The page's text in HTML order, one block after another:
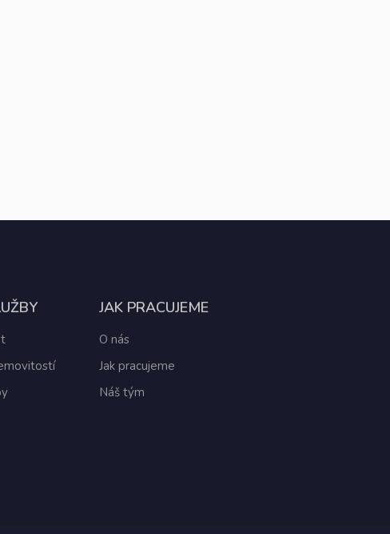
JAK PRACUJEME
O nás
Jak pracujeme
Náš tým